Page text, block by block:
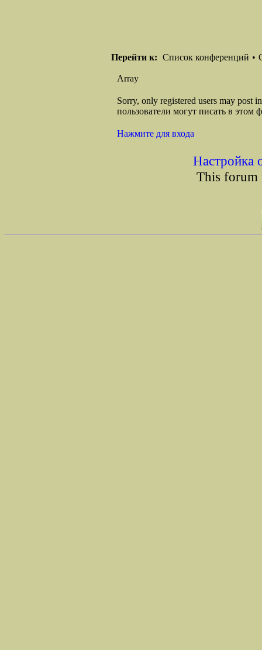
Перейти к: Список конференций •
Array
Sorry, only registered users may post
пользователи могут писать в этом
Нажмите для входа
Настройка
This